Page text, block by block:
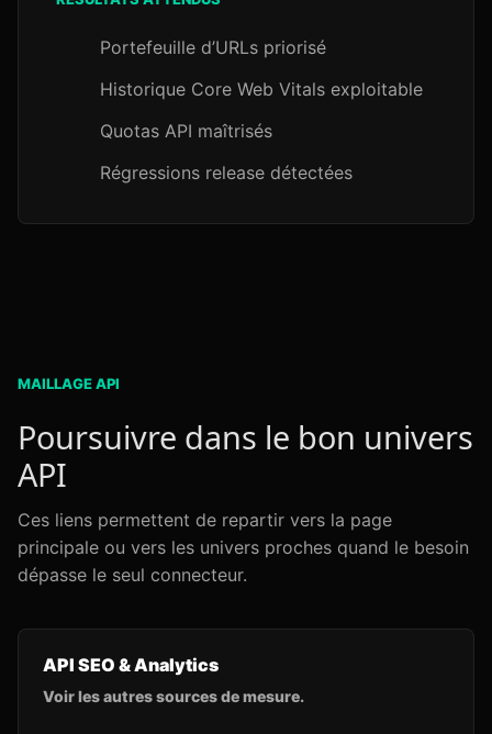
Portefeuille d’URLs priorisé
Historique Core Web Vitals exploitable
Quotas API maîtrisés
Régressions release détectées
MAILLAGE API
Poursuivre dans le bon univers
API
Ces liens permettent de repartir vers la page
principale ou vers les univers proches quand le besoin
dépasse le seul connecteur.
API SEO & Analytics
Voir les autres sources de mesure.